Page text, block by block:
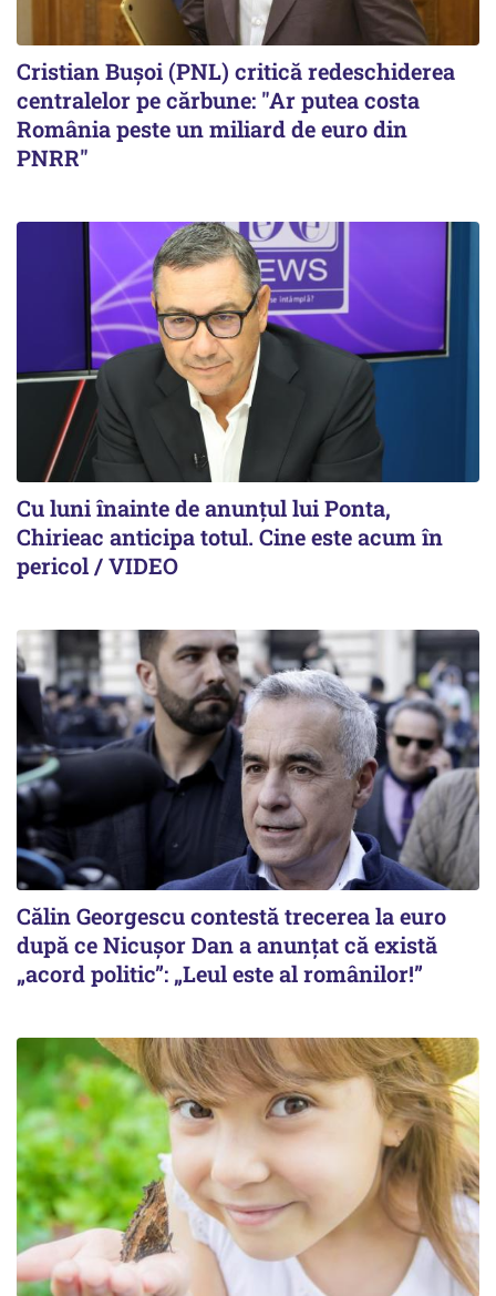
Cristian Bușoi (PNL) critică redeschiderea
centralelor pe cărbune: "Ar putea costa
România peste un miliard de euro din
PNRR"
Cu luni înainte de anunțul lui Ponta,
Chirieac anticipa totul. Cine este acum în
pericol / VIDEO
Călin Georgescu contestă trecerea la euro
după ce Nicușor Dan a anunțat că există
„acord politic”: „Leul este al românilor!”